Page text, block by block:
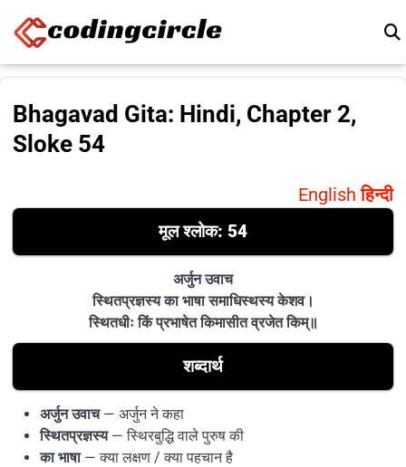
Bhagavad Gita: Hindi, Chapter 2,
Sloke 54
English हिन्दी
मूल श्लोक: 54
अर्जुन उवाच
स्थितप्रज्ञस्य का भाषा समाधिस्थस्य केशव।
स्थितधीः किं प्रभाषेत किमासीत व्रजेत किम्॥
शब्दार्थ
अर्जुन उवाच— अर्जुन ने कहा
स्थितप्रज्ञस्य— स्थिरबुद्धि वाले पुरुष की
का भाषा— क्या लक्षण / क्या पहचान है